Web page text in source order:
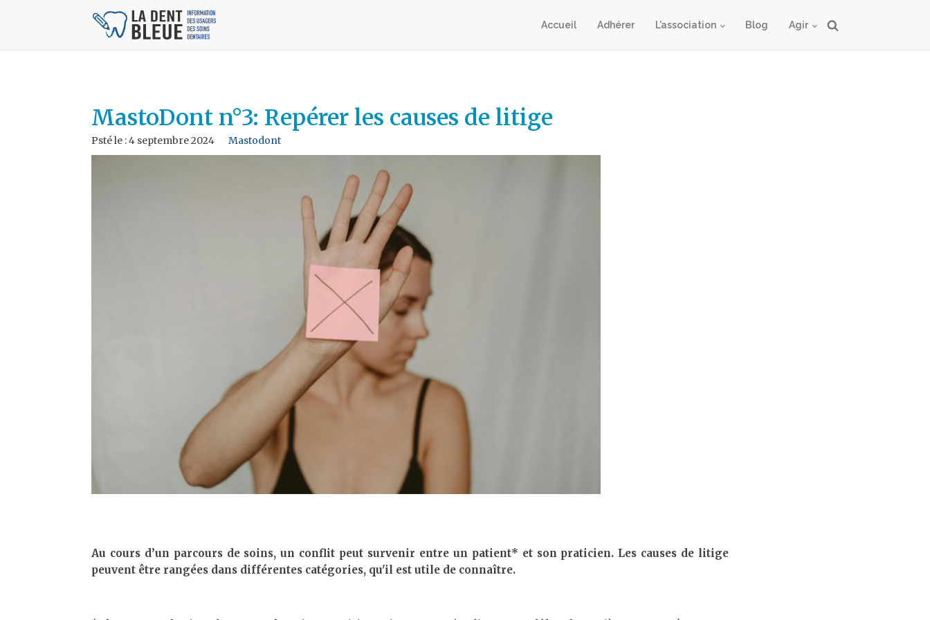
Accueil Adhérer L’association Blog Agir
MastoDont n°3: Repérer les causes de litige
Psté le :4 septembre 2024 Mastodont
Au cours d’un parcours de soins, un conflit peut survenir entre un patient* et son praticien. Les causes de litige
peuvent être rangées dans différentes catégories, qu'il est utile de connaître.